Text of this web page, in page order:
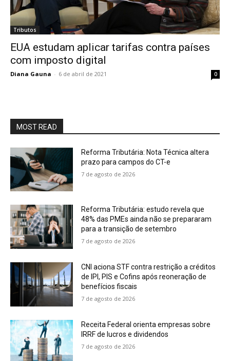
Tributos
EUA estudam aplicar tarifas contra países
com imposto digital
Diana Gauna - 6 de abril de 2021 0
MOST READ
Reforma Tributária: Nota Técnica altera
prazo para campos do CT-e
7 de agosto de 2026
Reforma Tributária: estudo revela que
48% das PMEs ainda não se prepararam
para a transição de setembro
7 de agosto de 2026
CNI aciona STF contra restrição a créditos
de IPI, PIS e Cofins após reoneração de
benefícios fiscais
7 de agosto de 2026
Receita Federal orienta empresas sobre
IRRF de lucros e dividendos
7 de agosto de 2026